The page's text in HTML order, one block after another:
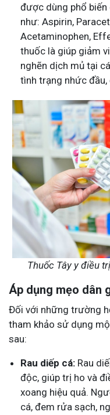
được dùng phổ biến
như: Aspirin,
Acetaminophen,
thuốc là giúp giảm
nghẽn dịch mủ tại
tình trạng nhức đầu,
Thuốc Tây y điều
Áp dụng mẹo dân
Đối với những trường
tham khảo sử dụng
sau:
Rau diếp cá: Rau
độc, giúp trị ho và
xoang hiệu quả.
cá, đem rửa sạch,